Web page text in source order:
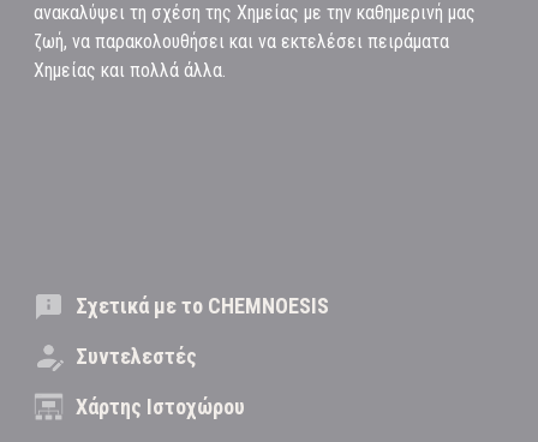
ανακαλύψει τη σχέση της Χημείας με την καθημερινή μας
ζωή, να παρακολουθήσει και να εκτελέσει πειράματα
Χημείας και πολλά άλλα.
Σχετικά με το CHEMNOESIS
Συντελεστές
Χάρτης Ιστοχώρου